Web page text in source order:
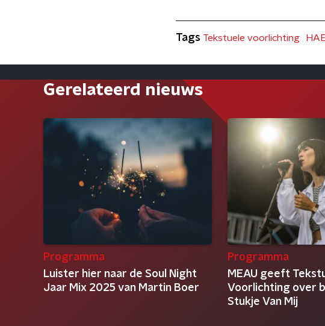
Tags Tekstuele voorlichting
Gerelateerd nieuws
Programma
Luister hier naar de Soul Night
Jaar Mix 2025 van Martin Boer
Programma
MEAU geeft
Voorlichting over
Stukje Van Mij